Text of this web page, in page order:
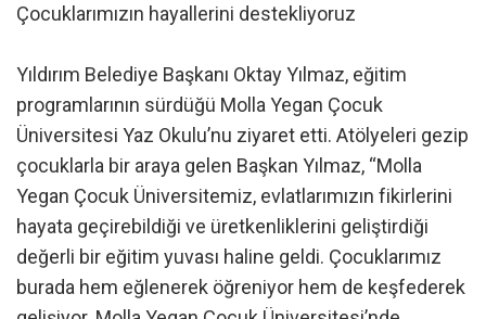
Çocuklarımızın hayallerini destekliyoruz
Yıldırım Belediye Başkanı Oktay Yılmaz, eğitim
programlarının sürdüğü Molla Yegan Çocuk
Üniversitesi Yaz Okulu’nu ziyaret etti. Atölyeleri gezip
çocuklarla bir araya gelen Başkan Yılmaz, “Molla
Yegan Çocuk Üniversitemiz, evlatlarımızın fikirlerini
hayata geçirebildiği ve üretkenliklerini geliştirdiği
değerli bir eğitim yuvası haline geldi. Çocuklarımız
burada hem eğlenerek öğreniyor hem de keşfederek